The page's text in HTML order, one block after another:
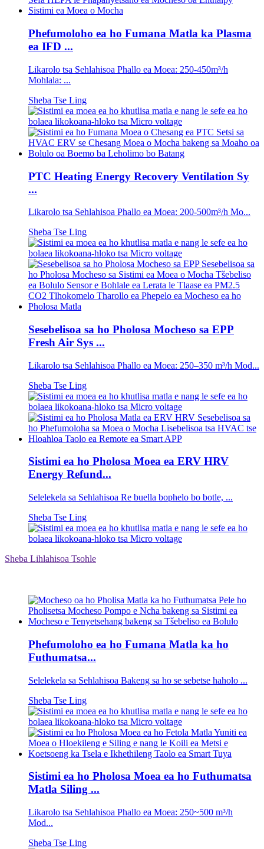
Phefumoloho ea ho Fumana Matla ka Plasma
ea IFD ...
Likarolo tsa Sehlahisoa Phallo ea Moea: 250-450m³/h
Mohlala: ...
Sheba Tse Ling
PTC Heating Energy Recovery Ventilation Sy
...
Likarolo tsa Sehlahisoa Phallo ea Moea: 200-500m³/h Mo...
Sheba Tse Ling
Sesebelisoa sa ho Pholosa Mocheso sa EPP
Fresh Air Sys ...
Likarolo tsa Sehlahisoa Phallo ea Moea: 250–350 m³/h Mod...
Sheba Tse Ling
Sistimi ea ho Pholosa Moea ea ERV HRV
Energy Refund...
Selelekela sa Sehlahisoa Re buella bophelo bo botle, ...
Sheba Tse Ling
Sheba Lihlahisoa Tsohle
Phefumoloho ea ho Fumana Matla ka ho
Futhumatsa...
Selelekela sa Sehlahisoa Bakeng sa ho se sebetse haholo ...
Sheba Tse Ling
Sistimi ea ho Pholosa Moea ea ho Futhumatsa
Matla Siling ...
Likarolo tsa Sehlahisoa Phallo ea Moea: 250~500 m³/h
Mod...
Sheba Tse Ling